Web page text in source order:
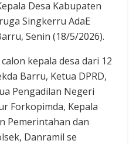
Desa Kabupaten
Singkerru AdaE
Senin (18/5/2026).
kepala desa dari 12
Barru, Ketua DPRD,
Pengadilan Negeri
Forkopimda, Kepala
Pemerintahan dan
Danramil se